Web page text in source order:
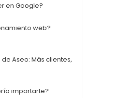
en Google?
web?
Aseo: Más clientes,
importarte?